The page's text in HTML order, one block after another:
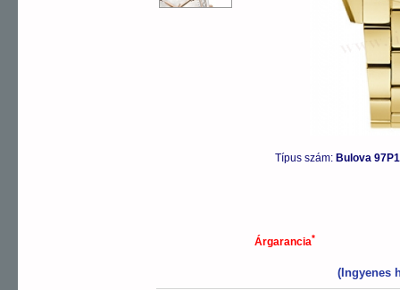
Típus szám: Bulova
Árgarancia*
(Ingyenes